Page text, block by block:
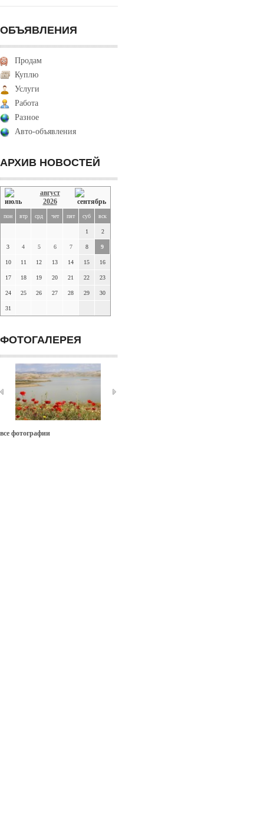
ОБЪЯВЛЕНИЯ
Продам
Куплю
Услуги
Работа
Разное
Авто-объявления
АРХИВ НОВОСТЕЙ
август
2026
пон втр срд чет пят суб вск
1 2
3 4 5 6 7 8 9
10 11 12 13 14 15 16
17 18 19 20 21 22 23
24 25 26 27 28 29 30
31
ФОТОГАЛЕРЕЯ
все фотографии